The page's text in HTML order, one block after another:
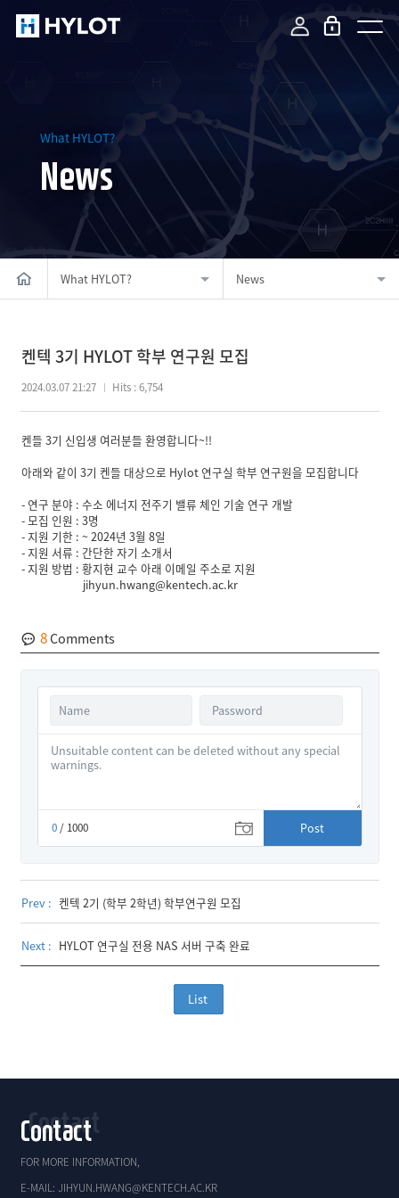
What HYLOT?
News
What HYLOT? News
켄텍 3기 HYLOT 학부 연구원 모집
2024.03.07 21:27 Hits : 6,754
켄들 3기 신입생 여러분들 환영합니다~!!
아래와 같이 3기 켄들 대상으로 Hylot 연구실 학부 연구원을 모집합니다
- 연구 분야 : 수소 에너지 전주기 밸류 체인 기술 연구 개발
- 모집 인원 : 3명
- 지원 기한 : ~ 2024년 3월 8일
- 지원 서류 : 간단한 자기 소개서
- 지원 방법 : 황지현 교수 아래 이메일 주소로 지원
jihyun.hwang@kentech.ac.kr
8Comments
0/ 1000 Post
Prev : 켄텍 2기 (학부 2학년) 학부연구원 모집
Next : HYLOT 연구실 전용 NAS 서버 구축 완료
List
Contact
FOR MORE INFORMATION,
E-MAIL: JIHYUN.HWANG@KENTECH.AC.KR